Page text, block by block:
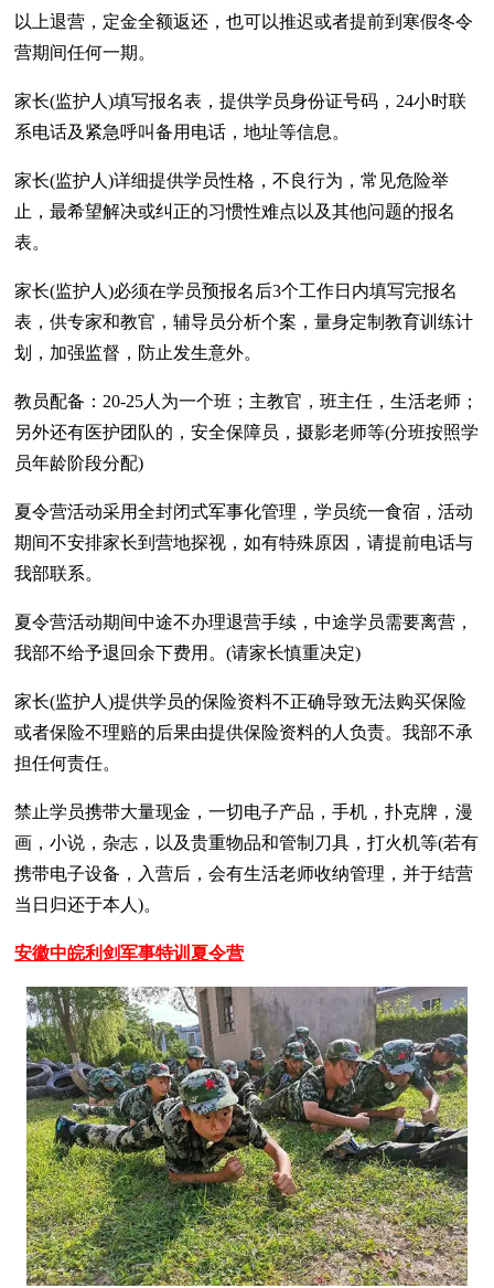
以上退营，定金全额返还，也可以推迟或者提前到寒假冬令
营期间任何一期。
家长(监护人)填写报名表，提供学员身份证号码，24小时联
系电话及紧急呼叫备用电话，地址等信息。
家长(监护人)详细提供学员性格，不良行为，常见危险举
止，最希望解决或纠正的习惯性难点以及其他问题的报名
表。
家长(监护人)必须在学员预报名后3个工作日内填写完报名
表，供专家和教官，辅导员分析个案，量身定制教育训练计
划，加强监督，防止发生意外。
教员配备：20-25人为一个班；主教官，班主任，生活老师；
另外还有医护团队的，安全保障员，摄影老师等(分班按照学
员年龄阶段分配)
夏令营活动采用全封闭式军事化管理，学员统一食宿，活动
期间不安排家长到营地探视，如有特殊原因，请提前电话与
我部联系。
夏令营活动期间中途不办理退营手续，中途学员需要离营，
我部不给予退回余下费用。(请家长慎重决定)
家长(监护人)提供学员的保险资料不正确导致无法购买保险
或者保险不理赔的后果由提供保险资料的人负责。我部不承
担任何责任。
禁止学员携带大量现金，一切电子产品，手机，扑克牌，漫
画，小说，杂志，以及贵重物品和管制刀具，打火机等(若有
携带电子设备，入营后，会有生活老师收纳管理，并于结营
当日归还于本人)。
安徽中皖利剑军事特训夏令营